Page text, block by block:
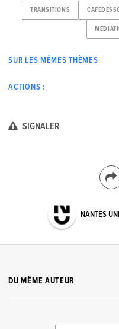
TRANSITIONS
SUR LES MÊMES THÈMES
ACTIONS :
SIGNALER
NANTES
DU MÊME AUTEUR